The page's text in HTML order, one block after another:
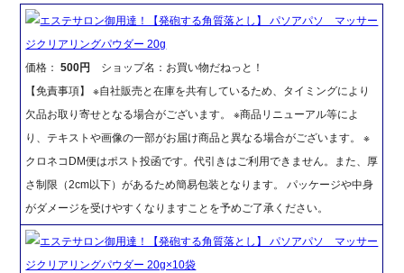
エステサロン御用達！【発砲する角質落とし】 パソアパソ マッサー
ジクリアリングパウダー 20g
価格：500円
ショップ名：お買い物だねっと！
【免責事項】 ※自社販売と在庫を共有しているため、タイミングにより
欠品お取り寄せとなる場合がございます。 ※商品リニューアル等によ
り、テキストや画像の一部がお届け商品と異なる場合がございます。 ※
クロネコDM便はポスト投函です。代引きはご利用できません。また、厚
さ制限（2cm以下）があるため簡易包装となります。 パッケージや中身
がダメージを受けやすくなりますことを予めご了承ください。
エステサロン御用達！【発砲する角質落とし】 パソアパソ マッサー
ジクリアリングパウダー 20g×10袋